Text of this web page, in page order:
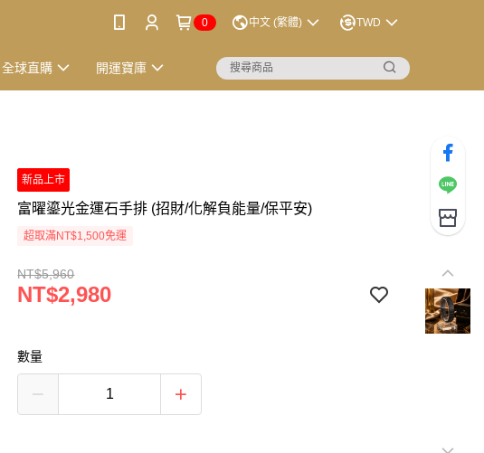
0 中文 (繁體) TWD
全球直購 開運寶庫
新品上市
富曜鎏光金運石手排 (招財/化解負能量/保平安)
超取滿NT$1,500免運
NT$5,960
NT$2,980
數量